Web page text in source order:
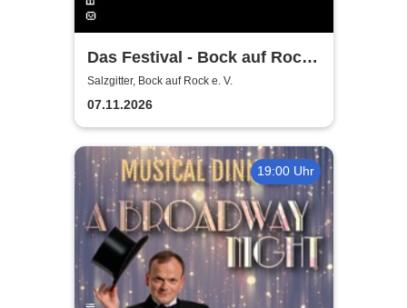
Das Festival - Bock auf Rock
gemeinnütziger e. V.
Salzgitter, Bock auf Rock e. V.
07.11.2026
19:00 Uhr